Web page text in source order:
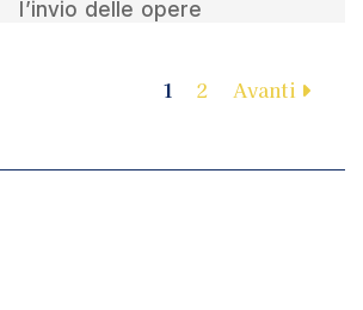
l’invio delle opere
1 2 Avanti